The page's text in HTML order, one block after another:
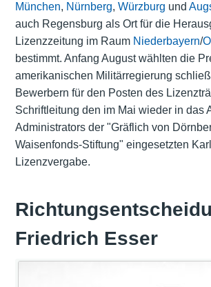
München, Nürnberg, Würzburg und
auch Regensburg als Ort für die
Lizenzzeitung im Raum Niederbayern/
bestimmt. Anfang August wählten die
amerikanischen Militärregierung
Bewerbern für den Posten des
Schriftleitung den im Mai wieder in das
Administrators der "Gräflich von
Waisenfonds-Stiftung" eingesetzten
Lizenzvergabe.
Friedrich Esser